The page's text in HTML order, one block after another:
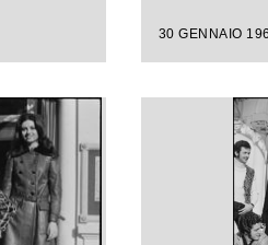
30 GENNAIO